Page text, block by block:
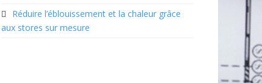
Réduire l’éblouissement et la chaleur grâce
aux stores sur mesure